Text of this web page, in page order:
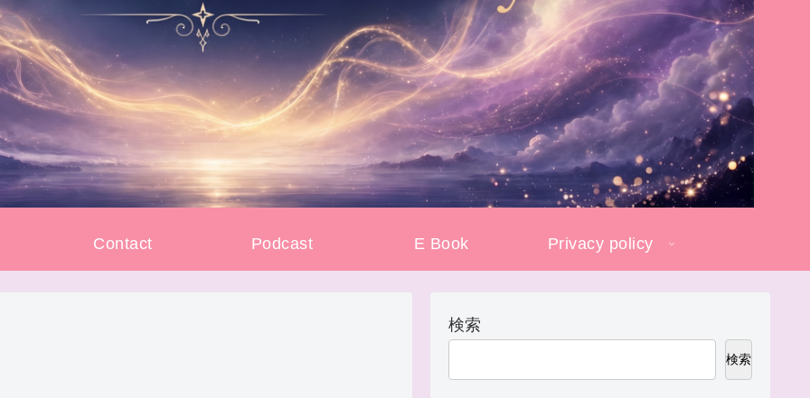
Contact Podcast E Book Privacy policy
検索
検索